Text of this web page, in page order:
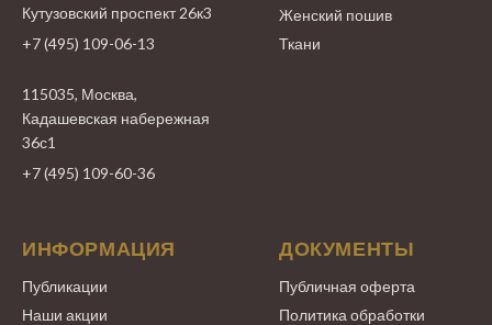
Кутузовский проспект 26к3
+7 (495) 109-06-13
115035, Москва,
Кадашевская набережная
36с1
+7 (495) 109-60-36
Женский пошив
Ткани
ИНФОРМАЦИЯ
Публикации
Наши акции
ДОКУМЕНТЫ
Публичная оферта
Политика обработки